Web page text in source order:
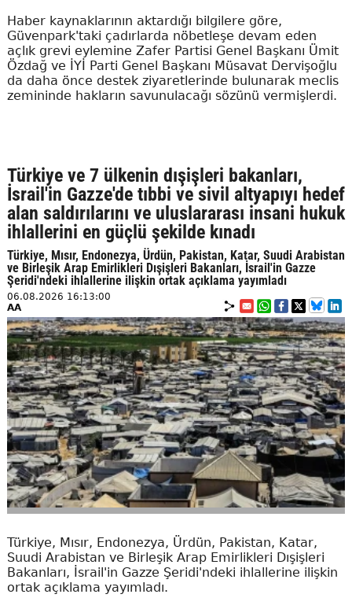
Haber kaynaklarının aktardığı bilgilere göre,
Güvenpark'taki çadırlarda nöbetleşe devam eden
açlık grevi eylemine Zafer Partisi Genel Başkanı Ümit
Özdağ ve İYİ Parti Genel Başkanı Müsavat Dervişoğlu
da daha önce destek ziyaretlerinde bulunarak meclis
zemininde hakların savunulacağı sözünü vermişlerdi.
Türkiye ve 7 ülkenin dışişleri bakanları,
İsrail'in Gazze'de tıbbi ve sivil altyapıyı hedef
alan saldırılarını ve uluslararası insani hukuk
ihlallerini en güçlü şekilde kınadı
Türkiye, Mısır, Endonezya, Ürdün, Pakistan, Katar, Suudi Arabistan
ve Birleşik Arap Emirlikleri Dışişleri Bakanları, İsrail'in Gazze
Şeridi'ndeki ihlallerine ilişkin ortak açıklama yayımladı
06.08.2026 16:13:00
AA
Türkiye, Mısır, Endonezya, Ürdün, Pakistan, Katar,
Suudi Arabistan ve Birleşik Arap Emirlikleri Dışişleri
Bakanları, İsrail'in Gazze Şeridi'ndeki ihlallerine ilişkin
ortak açıklama yayımladı.